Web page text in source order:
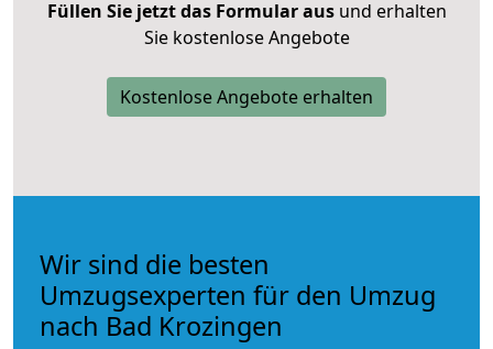
Füllen Sie jetzt das Formular ausund erhalten
Sie kostenlose Angebote
Kostenlose Angebote erhalten
Wir sind die besten
Umzugsexperten für den Umzug
nach Bad Krozingen